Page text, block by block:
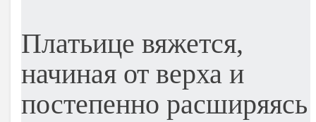
Платьице вяжется,
начиная от верха и
постепенно расширяясь